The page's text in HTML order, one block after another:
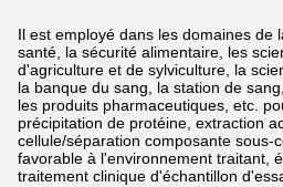
Il est employé dans les domaines de
santé, la sécurité alimentaire, les
d'agriculture et de sylviculture, la
la banque du sang, la station de
les produits pharmaceutiques, etc.
précipitation de protéine, extraction
cellule/séparation composante sous-
favorable à l'environnement traitant,
traitement clinique d'échantillon